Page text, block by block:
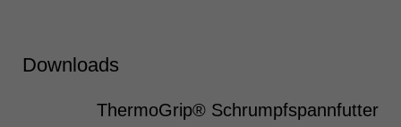
Downloads
ThermoGrip® Schrumpfspannfutter